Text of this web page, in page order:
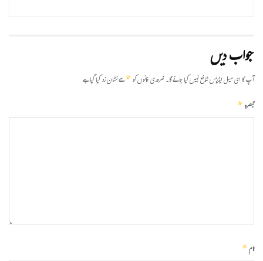
جواب دیں
آپ کا ای میل ایڈریس شائع نہیں کیا جائے گا۔ضروری خانوں کو*سے نشان زد کیا گیا ہے
تبصرہ*
نام*